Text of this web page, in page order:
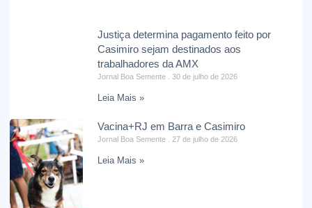
Justiça determina pagamento feito por
Casimiro sejam destinados aos
trabalhadores da AMX
Jornal Boa Semente 30 de julho de 2026
Leia Mais »
Vacina+RJ em Barra e Casimiro
Jornal Boa Semente 27 de julho de 2026
Leia Mais »